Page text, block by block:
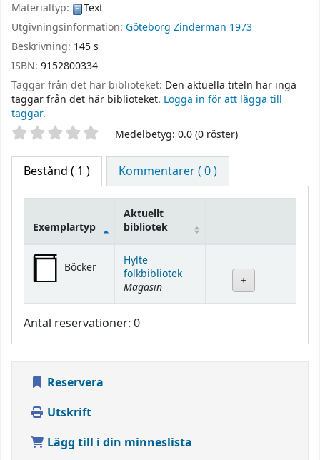
Materialtyp:
Text
Utgivningsinformation: Göteborg Zinderman 1973
Beskrivning: 145 s
ISBN: 9152800334
Taggar från det här biblioteket: Den aktuella titeln har inga
taggar från det här biblioteket. Logga in för att lägga till
taggar.
Betyg Medelbetyg: 0.0 (0 röster)
Bestånd ( 1 ) Kommentarer ( 0 )
Bestånd
Exemplartyp
Aktuellt
bibliotek
Böcker
Hylte
folkbibliotek
Magasin
Antal reservationer: 0
Reservera
Utskrift
Lägg till i din minneslista